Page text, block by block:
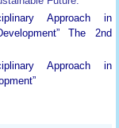
Approach in
The 2nd
Approach in